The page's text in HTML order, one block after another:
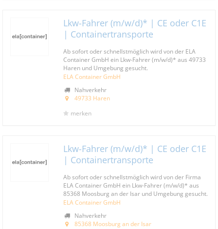
Lkw-Fahrer (m/w/d)* | CE oder C1E
| Containertransporte
Ab sofort oder schnellstmöglich wird von der ELA
Container GmbH ein Lkw-Fahrer (m/w/d)* aus 49733
Haren und Umgebung gesucht.
ELA Container GmbH
Nahverkehr
49733 Haren
merken
Lkw-Fahrer (m/w/d)* | CE oder C1E
| Containertransporte
Ab sofort oder schnellstmöglich wird von der Firma
ELA Container GmbH ein Lkw-Fahrer (m/w/d)* aus
85368 Moosburg an der Isar und Umgebung gesucht.
ELA Container GmbH
Nahverkehr
85368 Moosburg an der Isar